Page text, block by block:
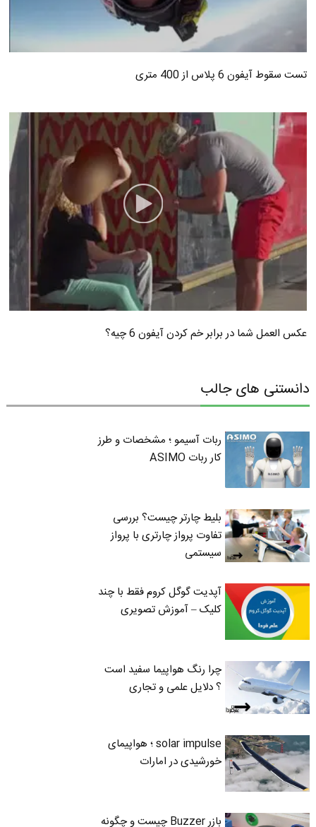
تست سقوط آیفون 6 پلاس از 400 متری
عکس العمل شما در برابر خم کردن آیفون 6 چیه؟
دانستنی های جالب
ربات آسیمو ؛ مشخصات و طرز
کار ربات ASIMO
بلیط چارتر چیست؟ بررسی
تفاوت پرواز چارتری با پرواز
سیستمی
آپدیت گوگل کروم فقط با چند
کلیک – آموزش تصویری
چرا رنگ هواپیما سفید است
؟ دلایل علمی و تجاری
solar impulse ؛ هواپیمای
خورشیدی در امارات
بازر Buzzer چیست و چگونه